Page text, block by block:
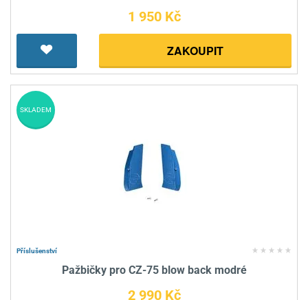
1 950 Kč
ZAKOUPIT
Příslušenství
Pažbičky pro CZ-75 blow back modré
2 990 Kč
SKLADEM